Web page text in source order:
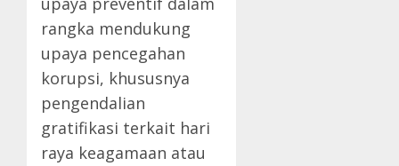
rangka mendukung
upaya pencegahan
korupsi, khususnya
pengendalian
gratifikasi terkait hari
raya keagamaan atau